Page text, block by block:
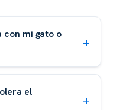
con mi gato o
el